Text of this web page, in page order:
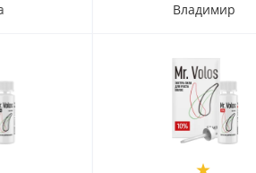
Владимир